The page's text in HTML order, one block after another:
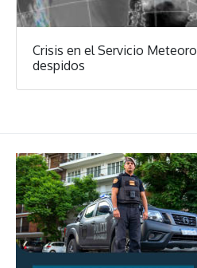
Crisis en el Servicio
despidos